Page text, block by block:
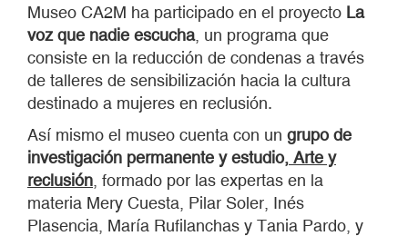
Museo CA2M ha participado en el proyecto La
voz que nadie escucha, un programa que
consiste en la reducción de condenas a través
de talleres de sensibilización hacia la cultura
destinado a mujeres en reclusión.
Así mismo el museo cuenta con un grupo de
investigación permanente y estudio, Arte y
reclusión formado por las expertas en la
materia Mery Cuesta, Pilar Soler, Inés
Plasencia, María Rufilanchas y Tania Pardo, y